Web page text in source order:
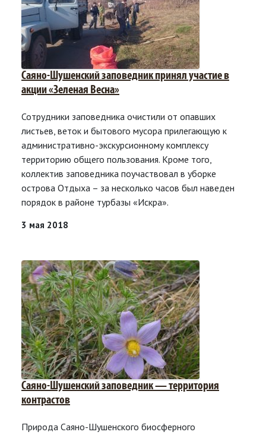
Саяно-Шушенский заповедник принял участие в
акции «Зеленая Весна»
Сотрудники заповедника очистили от опавших
листьев, веток и бытового мусора прилегающую к
административно-экскурсионному комплексу
территорию общего пользования. Кроме того,
коллектив заповедника поучаствовал в уборке
острова Отдыха – за несколько часов был наведен
порядок в районе турбазы «Искра».
3 мая 2018
Саяно-Шушенский заповедник — территория
контрастов
Природа Саяно-Шушенского биосферного